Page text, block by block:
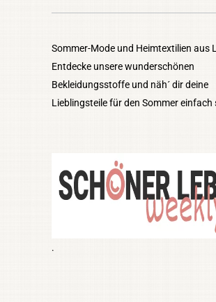
Sommer-Mode und Heimtextilien aus
Entdecke unsere wunderschönen
Bekleidungsstoffe und näh´ dir deine
Lieblingsteile für den Sommer einfach
.